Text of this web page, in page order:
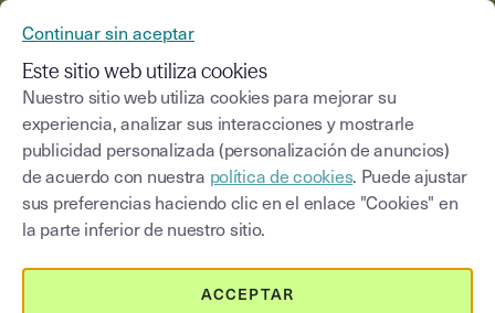
Blog
Seleccionar una categoría Saisissez un terme
Continuar sin aceptar
Este sitio web utiliza cookies
Nuestro sitio web utiliza cookies para mejorar su
experiencia, analizar sus interacciones y mostrarle
publicidad personalizada (personalización de anuncios)
de acuerdo con nuestra política de cookies. Puede ajustar
sus preferencias haciendo clic en el enlace "Cookies" en
la parte inferior de nuestro sitio.
ACCEPTAR